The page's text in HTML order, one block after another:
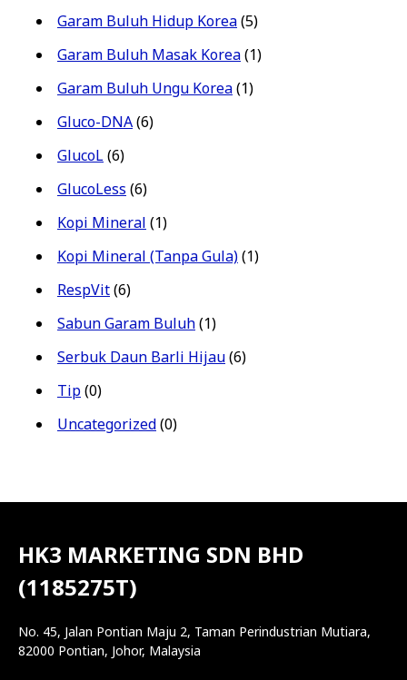
Garam Buluh Hidup Korea(5)
Garam Buluh Masak Korea(1)
Garam Buluh Ungu Korea(1)
Gluco-DNA(6)
GlucoL(6)
GlucoLess (6)
Kopi Mineral (1)
Kopi Mineral (Tanpa Gula)(1)
RespVit(6)
Sabun Garam Buluh(1)
Serbuk Daun Barli Hijau(6)
Tip(0)
Uncategorized(0)
HK3 MARKETING SDN BHD
(1185275T)
No. 45, Jalan Pontian Maju 2, Taman Perindustrian Mutiara,
82000 Pontian, Johor, Malaysia